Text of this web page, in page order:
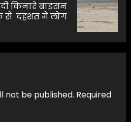
किनारे बाइसन
दहशत में लोग
not be published. Required